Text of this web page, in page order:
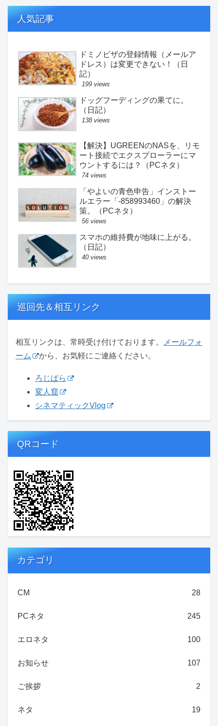
人気記事
ドミノピザの登録情報（メールア
ドレス）は変更できない！（日
記）
199 views
ドッグフーディングの果てに。
（日記）
138 views
【解決】UGREENのNASを、リモ
ート接続でエクスプローラーにマ
ウントするには？（PCネタ）
74 views
「やよいの青色申告」インストー
ルエラー「-858993460」の解決
策。（PCネタ）
56 views
スマホの維持費が地味に上がる。
（日記）
40 views
巡回先＆相互リンク
相互リンクは、常時受け付けております。
メールフォ
ーム
から、お気軽にご連絡ください。
ろじぱら
変人窟
シネマティックVlog
QRコード
カテゴリ
CM 28
PCネタ 245
エロネタ 100
お知らせ 107
ご挨拶 2
ネタ 19